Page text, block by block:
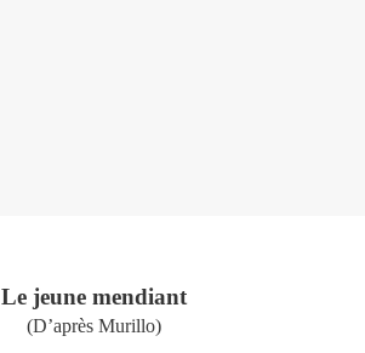
Le jeune mendiant
(D’après Murillo)